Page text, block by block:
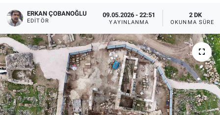
ERKAN ÇOBANOĞLU
EDITÖR
09.05.2026 - 22:51
YAYINLANMA
2 DK
OKUNMA SÜRESI